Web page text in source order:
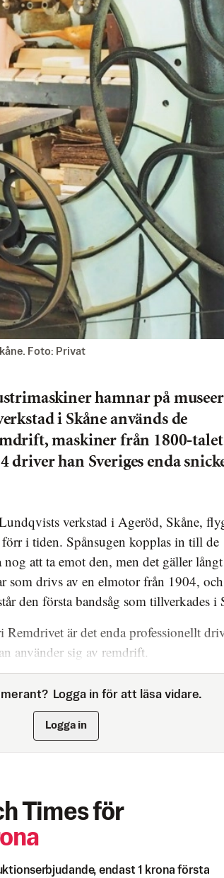
Foto: Privat
hamnar på
i Skåne används de
maskiner från 1800-
driver han Sveriges enda
i tiden. Spånsugen kopplas in till de
att ta emot den, men det gäller
som drivs av en elmotor från 1904,
den första bandsåg som tillverkades i
är det enda professionellt
använder sig av remdrift.
Logga in för att läsa vidare.
Logga in
Times för
endast 1 krona första